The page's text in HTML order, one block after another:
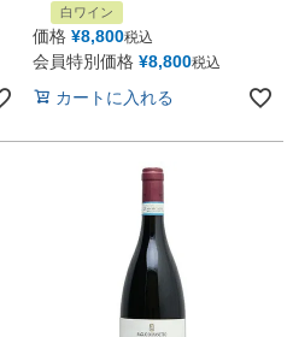
白ワイン
価格 ¥8,800税込
会員特別価格 ¥8,800税込
カートに入れる